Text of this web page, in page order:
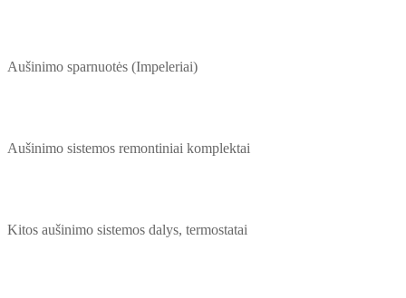
Aušinimo sparnuotės (Impeleriai)
Aušinimo sistemos remontiniai komplektai
Kitos aušinimo sistemos dalys, termostatai